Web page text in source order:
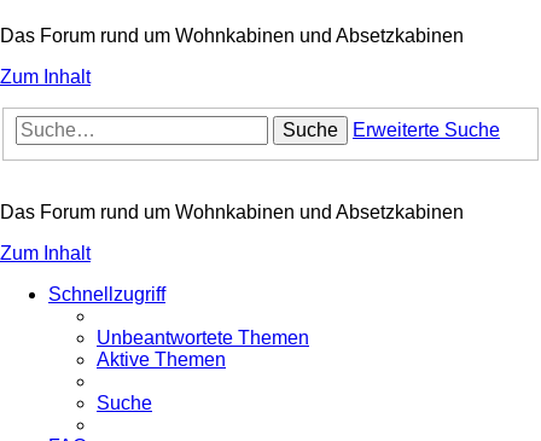
Das Forum rund um Wohnkabinen und Absetzkabinen
Zum Inhalt
Suche Erweiterte Suche
Das Forum rund um Wohnkabinen und Absetzkabinen
Zum Inhalt
Schnellzugriff
Unbeantwortete Themen
Aktive Themen
Suche